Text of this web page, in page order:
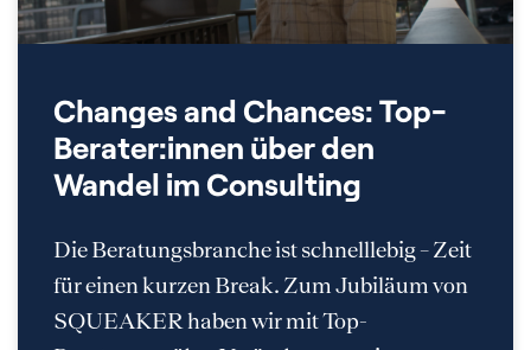
Changes and Chances: Top-
Berater:innen über den
Wandel im Consulting
Die Beratungsbranche ist schnelllebig – Zeit
für einen kurzen Break. Zum Jubiläum von
SQUEAKER haben wir mit Top-